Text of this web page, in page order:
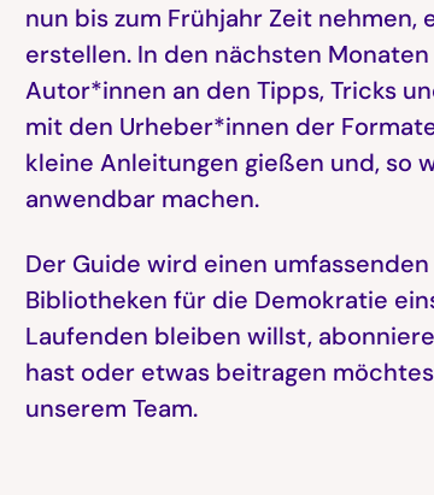
nun bis zum Frühjahr Zeit nehmen,
erstellen. In den nächsten
Autor*innen an den Tipps, Tricks
mit den Urheber*innen der
kleine Anleitungen gießen und, so
anwendbar machen.
Der Guide wird einen
Bibliotheken für die Demokratie
Laufenden bleiben willst,
hast oder etwas beitragen
unserem Team.